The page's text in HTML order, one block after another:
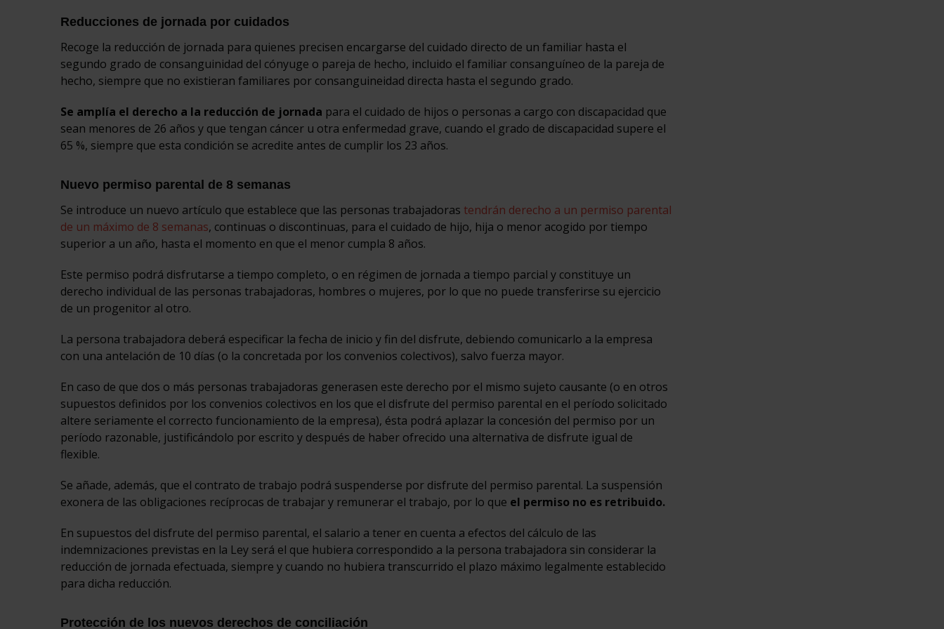
Reducciones de jornada por cuidados
Recoge la reducción de jornada para quienes precisen encargarse del cuidado directo de un familiar hasta el
segundo grado de consanguinidad del cónyuge o pareja de hecho, incluido el familiar consanguíneo de la pareja de
hecho, siempre que no existieran familiares por consanguineidad directa hasta el segundo grado.
Se amplía el derecho a la reducción de jornada para el cuidado de hijos o personas a cargo con discapacidad que
sean menores de 26 años y que tengan cáncer u otra enfermedad grave, cuando el grado de discapacidad supere el
65 %, siempre que esta condición se acredite antes de cumplir los 23 años.
Nuevo permiso parental de 8 semanas
Se introduce un nuevo artículo que establece que las personas trabajadoras tendrán derecho a un permiso parental
de un máximo de 8 semanas, continuas o discontinuas, para el cuidado de hijo, hija o menor acogido por tiempo
superior a un año, hasta el momento en que el menor cumpla 8 años.
Este permiso podrá disfrutarse a tiempo completo, o en régimen de jornada a tiempo parcial y constituye un
derecho individual de las personas trabajadoras, hombres o mujeres, por lo que no puede transferirse su ejercicio
de un progenitor al otro.
La persona trabajadora deberá especificar la fecha de inicio y fin del disfrute, debiendo comunicarlo a la empresa
con una antelación de 10 días (o la concretada por los convenios colectivos), salvo fuerza mayor.
En caso de que dos o más personas trabajadoras generasen este derecho por el mismo sujeto causante (o en otros
supuestos definidos por los convenios colectivos en los que el disfrute del permiso parental en el período solicitado
altere seriamente el correcto funcionamiento de la empresa), ésta podrá aplazar la concesión del permiso por un
período razonable, justificándolo por escrito y después de haber ofrecido una alternativa de disfrute igual de
flexible.
Se añade, además, que el contrato de trabajo podrá suspenderse por disfrute del permiso parental. La suspensión
exonera de las obligaciones recíprocas de trabajar y remunerar el trabajo, por lo que el permiso no es retribuido.
En supuestos del disfrute del permiso parental, el salario a tener en cuenta a efectos del cálculo de las
indemnizaciones previstas en la Ley será el que hubiera correspondido a la persona trabajadora sin considerar la
reducción de jornada efectuada, siempre y cuando no hubiera transcurrido el plazo máximo legalmente establecido
para dicha reducción.
Protección de los nuevos derechos de conciliación